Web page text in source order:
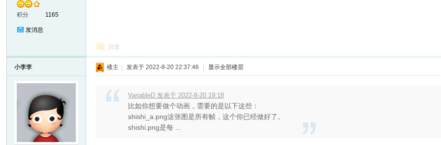
M
积分 1165
发消息
回复
小李李 楼主 发表于 2022-8-20 22:37:46 显示全部楼层
VariableD 发表于 2022-8-20 19:18
比如你想要做个动画，需要的是以下这些：
shishi_a.png这张图是所有帧，这个你已经做好了。
shishi.png是每 ...